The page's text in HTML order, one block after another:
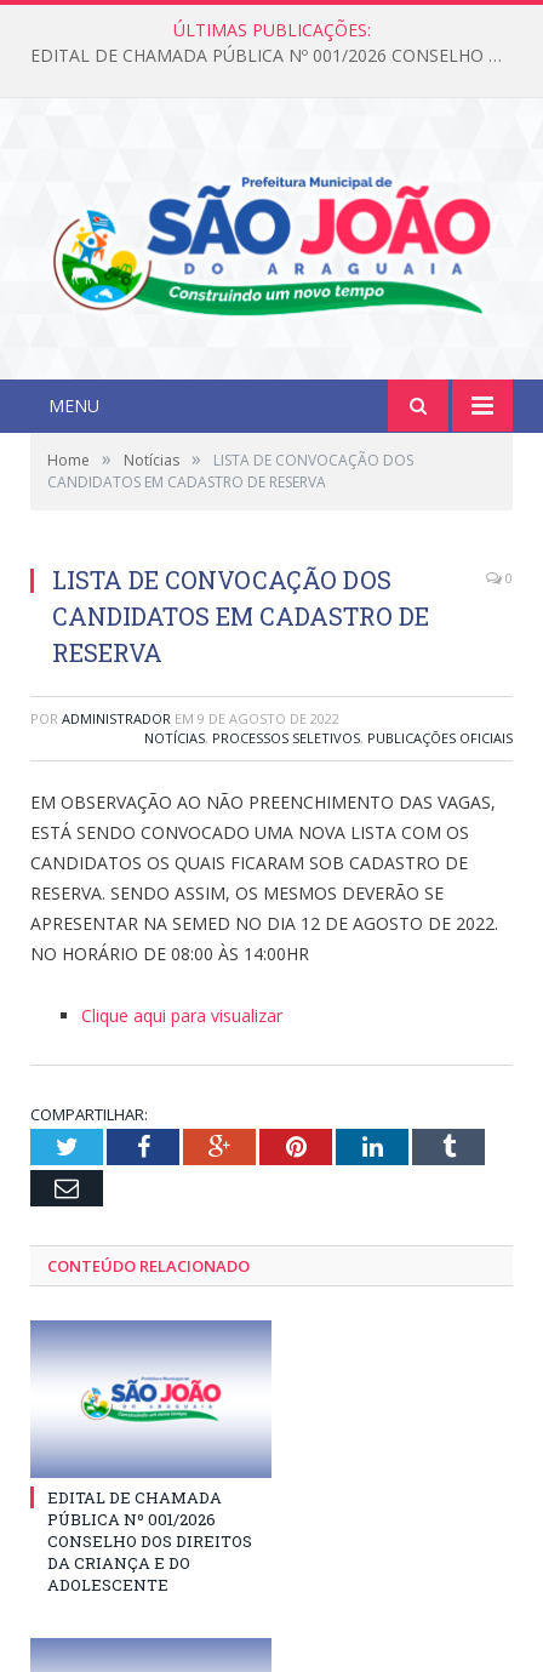
ÚLTIMAS PUBLICAÇÕES:
EDITAL DE CHAMADA PÚBLICA Nº 001/2026 CONSELHO DOS DIREITOS DA CRIANÇA E DO ADOLESCENTE
MENU
Home » Notícias »
LISTA DE CONVOCAÇÃO DOS
CANDIDATOS EM CADASTRO DE RESERVA
LISTA DE CONVOCAÇÃO DOS
CANDIDATOS EM CADASTRO DE
RESERVA
0
POR ADMINISTRADOR EM 9 DE AGOSTO DE 2022
NOTÍCIAS, PROCESSOS SELETIVOS, PUBLICAÇÕES OFICIAIS
EM OBSERVAÇÃO AO NÃO PREENCHIMENTO DAS VAGAS,
ESTÁ SENDO CONVOCADO UMA NOVA LISTA COM OS
CANDIDATOS OS QUAIS FICARAM SOB CADASTRO DE
RESERVA. SENDO ASSIM, OS MESMOS DEVERÃO SE
APRESENTAR NA SEMED NO DIA 12 DE AGOSTO DE 2022.
NO HORÁRIO DE 08:00 ÀS 14:00HR
Clique aqui para visualizar
COMPARTILHAR:
TwitterFacebookGoogle+PinterestLinkedInTumblr
Email
CONTEÚDO RELACIONADO
EDITAL DE CHAMADA
PÚBLICA Nº 001/2026
CONSELHO DOS DIREITOS
DA CRIANÇA E DO
ADOLESCENTE